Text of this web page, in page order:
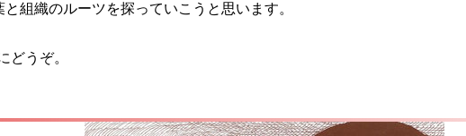
組織のルーツを探っていこうと思います。
どうぞ。